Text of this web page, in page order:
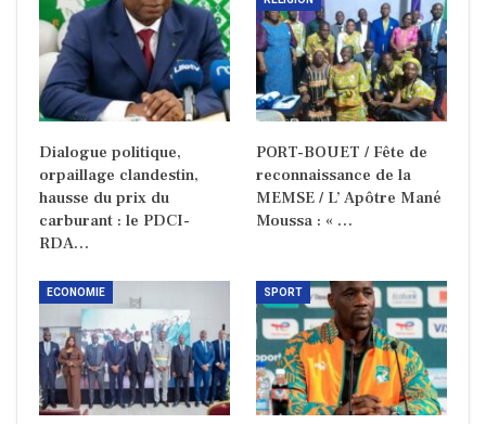
Dialogue politique,
orpaillage clandestin,
hausse du prix du
carburant : le PDCI-
RDA…
PORT-BOUET / Fête de
reconnaissance de la
MEMSE / L’ Apôtre Mané
Moussa : « …
ECONOMIE SPORT